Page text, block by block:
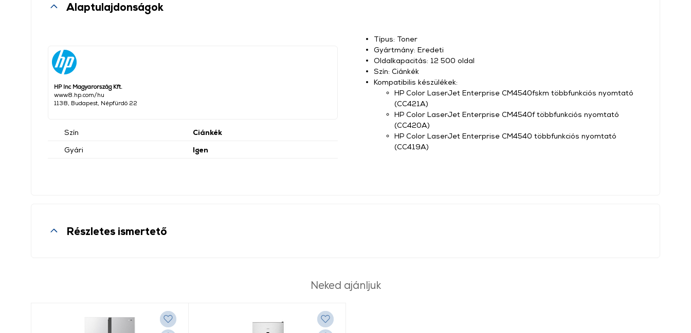
Alaptulajdonságok
HP Inc Magyarország Kft.
www8.hp.com/hu
1138, Budapest, Népfürdő 22
Szín
Ciánkék
Gyári
Igen
Típus: Toner
Gyártmány: Eredeti
Oldalkapacitás: 12 500 oldal
Szín: Ciánkék
Kompatibilis készülékek:
HP Color LaserJet Enterprise CM4540fskm többfunkciós nyomtató
(CC421A)
HP Color LaserJet Enterprise CM4540f többfunkciós nyomtató
(CC420A)
HP Color LaserJet Enterprise CM4540 többfunkciós nyomtató
(CC419A)
Részletes ismertető
Neked ajánljuk